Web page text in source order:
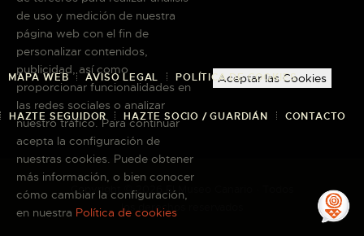
MAPA WEB AVISO LEGAL POLÍTICA DE COOKIES
HAZTE SEGUIDOR HAZTE SOCIO / GUARDIÁN CONTACTO
Copyright © 2026 El Museo Canario · Todos
los derechos reservados
de uso y medición de nuestra
página web con el fin de
personalizar contenidos,
publicidad, así como
proporcionar funcionalidades en
las redes sociales o analizar
nuestro tráfico. Para continuar
acepta la configuración de
nuestras cookies. Puede obtener
más información, o bien conocer
cómo cambiar la configuración,
en nuestra Política de cookies
Aceptar las Cookies